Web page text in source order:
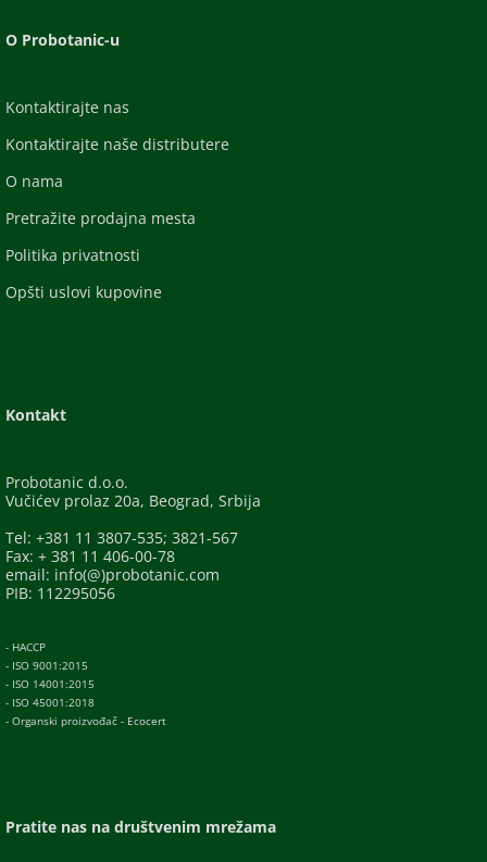
O Probotanic-u
Kontaktirajte nas
Kontaktirajte naše distributere
O nama
Pretražite prodajna mesta
Politika privatnosti
Opšti uslovi kupovine
Kontakt
Probotanic d.o.o.
Vučićev prolaz 20a, Beograd, Srbija
Tel: +381 11 3807-535; 3821-567
Fax: + 381 11 406-00-78
email: info(@)probotanic.com
PIB: 112295056
- HACCP
- ISO 9001:2015
- ISO 14001:2015
- ISO 45001:2018
- Organski proizvođač - Ecocert
Pratite nas na društvenim mrežama